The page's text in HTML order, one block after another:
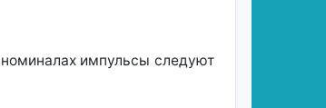
импульсы следуют